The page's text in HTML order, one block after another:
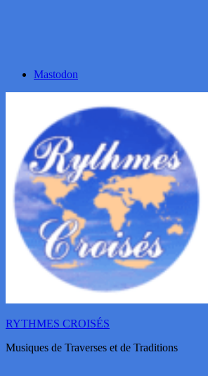
Mastodon
RYTHMES CROISÉS
Musiques de Traverses et de Traditions